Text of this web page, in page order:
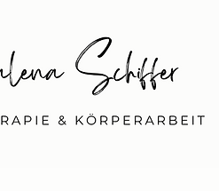
SHOP ABOUT